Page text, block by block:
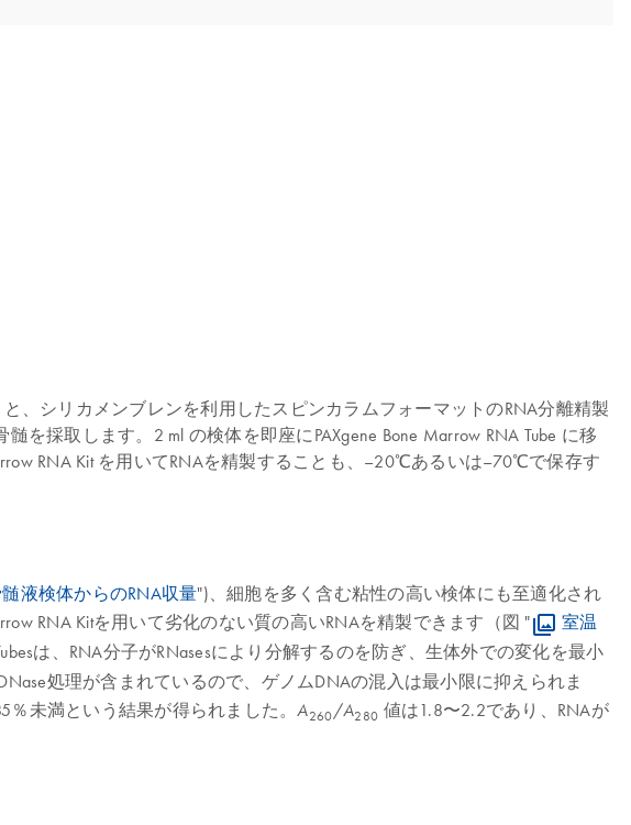
と、シリカメンブレンを利用したスピンカラムフォーマットのRNA分離精製
を採取します。2 ml の検体を即座にPAXgene Bone Marrow RNA Tube に移
RNA Kit を用いてRNAを精製することも、–20℃あるいは–70℃で保存す
液検体からのRNA収量")、細胞を多く含む粘性の高い検体にも至適化され
RNA Kitを用いて劣化のない質の高いRNAを精製できます（図 "
室温
は、RNA分子がRNasesにより分解するのを防ぎ、生体外での変化を最小
処理が含まれているので、ゲノムDNAの混入は最小限に抑えられま
％未満という結果が得られました。A260/A280 値は1.8〜2.2であり、RNAが